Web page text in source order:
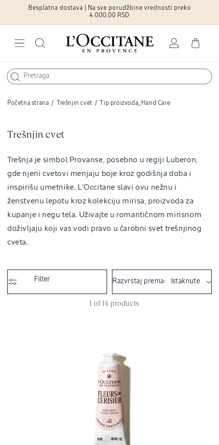
Pređite naBesplatna dostava | Na sve porudžbine vrednosti preko
4.000,00 RSD
in
Cart
Početna strana / Trešnjin cvet / Tip proizvoda_Hand Care
C
l
l
e
c
t
Trešnjin cvet
Trešnja je simbol Provanse, posebno u regiji Luberon,
gde njeni cvetovi menjaju boje kroz godišnja doba i
inspirišu umetnike. L’Occitane slavi ovu nežnu i
ženstvenu lepotu kroz kolekciju mirisa, proizvoda za
kupanje i negu tela. Uživajte u romantičnom mirisnom
doživljaju koji vas vodi pravo u čarobni svet trešnjinog
cveta.
Filter Razvrstaj prema:
1 of 14 products